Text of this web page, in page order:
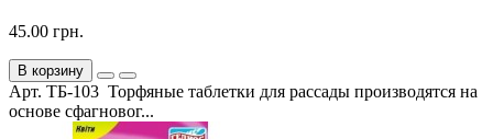
45.00 грн.
В корзину
Арт. ТБ-103 Торфяные таблетки для рассады производятся на
основе сфагновог...